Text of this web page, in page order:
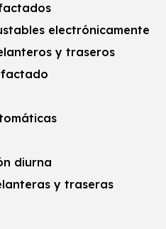
electrónicamente
y traseros
diurna
y traseras